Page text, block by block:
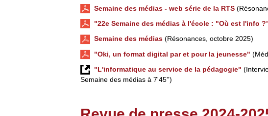
Semaine des médias - web série de la RTS
"22e Semaine des médias à l'école : "Où est l'info
Semaine des médias(Résonances, octobre 2025)
"Oki, un format digital par et pour la jeunesse"
"L'informatique au service de la pédagogie"
Semaine des médias à 7'45'')